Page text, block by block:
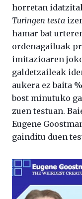
horretan
Turingen testa
hamar bat
ordenagailuak
imitazioaren
galdetzaileak
aukera ez baita
bost minutuko
zuen testuan.
Eugene
gainditu duen